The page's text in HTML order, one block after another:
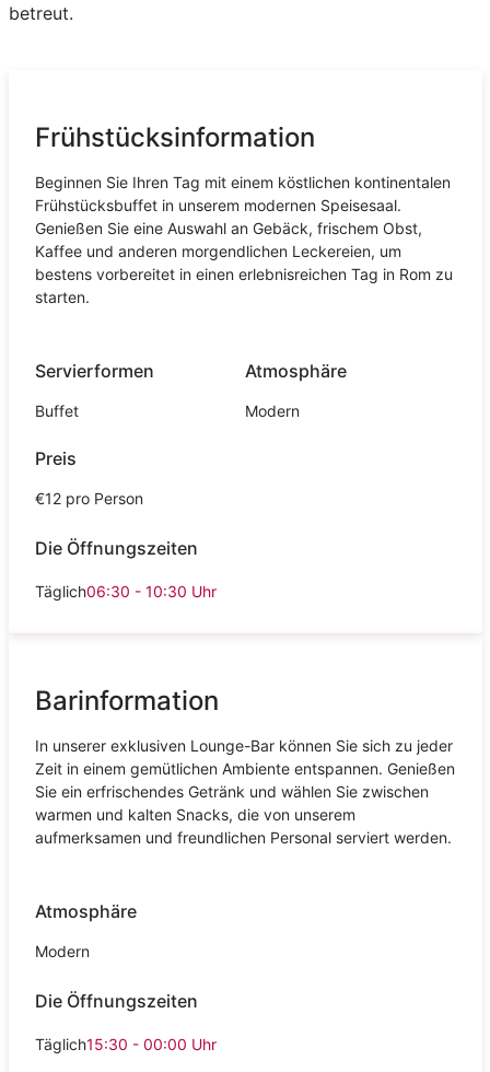
betreut.
Frühstücksinformation
Beginnen Sie Ihren Tag mit einem köstlichen kontinentalen
Frühstücksbuffet in unserem modernen Speisesaal.
Genießen Sie eine Auswahl an Gebäck, frischem Obst,
Kaffee und anderen morgendlichen Leckereien, um
bestens vorbereitet in einen erlebnisreichen Tag in Rom zu
starten.
Servierformen
Buffet
Atmosphäre
Modern
Preis
€12 pro Person
Die Öffnungszeiten
Täglich06:30 - 10:30 Uhr
Barinformation
In unserer exklusiven Lounge-Bar können Sie sich zu jeder
Zeit in einem gemütlichen Ambiente entspannen. Genießen
Sie ein erfrischendes Getränk und wählen Sie zwischen
warmen und kalten Snacks, die von unserem
aufmerksamen und freundlichen Personal serviert werden.
Atmosphäre
Modern
Die Öffnungszeiten
Täglich15:30 - 00:00 Uhr